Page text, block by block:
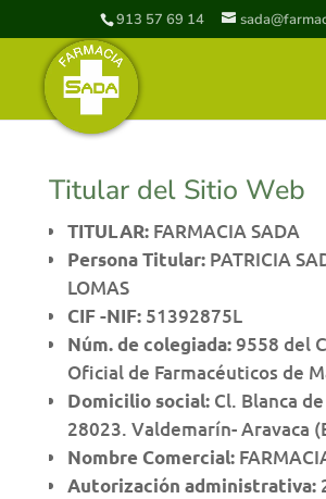
913 57 69 14
Titular del Sitio Web
TITULAR: FARMACIA SADA
Persona Titular: PATRICIA
LOMAS
CIF -NIF: 51392875L
Núm. de colegiada:9558 del
Oficial de Farmacéuticos de
Domicilio social:Cl. Blanca
28023. Valdemarín- Aravaca
Nombre Comercial:
Autorización administrativa: